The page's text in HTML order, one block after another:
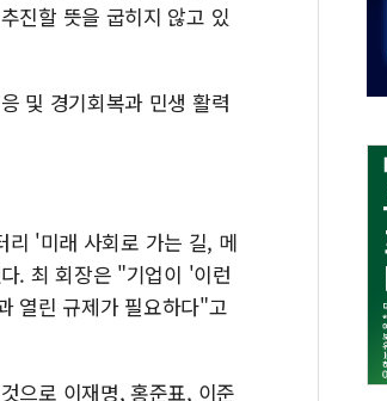
돌아온 홈플러스
[종합] 청도 흥선리 야산 산불 1시
진할 뜻을 굽히지 않고 있
및 경기회복과 민생 활력
리 '미래 사회로 가는 길, 메
. 최 회장은 "기업이 '이런
열린 규제가 필요하다"고
으로 이재명, 홍준표, 이준